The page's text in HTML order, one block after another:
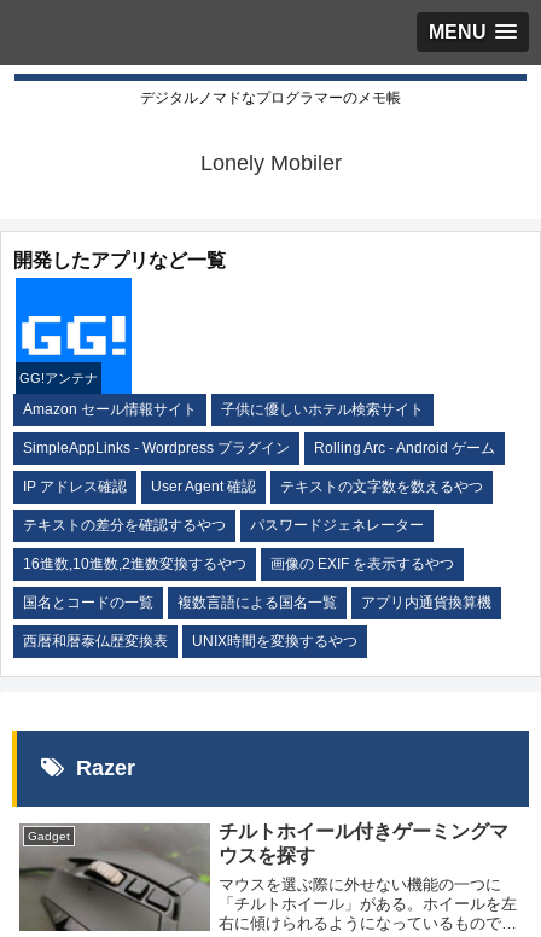
MENU
デジタルノマドなプログラマーのメモ帳
Lonely Mobiler
開発したアプリなど一覧
GG!アンテナ
Amazon セール情報サイト 子供に優しいホテル検索サイト
SimpleAppLinks - Wordpress プラグイン Rolling Arc - Android ゲーム
IP アドレス確認 User Agent 確認 テキストの文字数を数えるやつ
テキストの差分を確認するやつ パスワードジェネレーター
16進数,10進数,2進数変換するやつ 画像の EXIF を表示するやつ
国名とコードの一覧 複数言語による国名一覧 アプリ内通貨換算機
西暦和暦泰仏歴変換表 UNIX時間を変換するやつ
Razer
Gadget
チルトホイール付きゲーミングマ
ウスを探す
マウスを選ぶ際に外せない機能の一つに
「チルトホイール」がある。ホイールを左
右に傾けられるようになっているもので、